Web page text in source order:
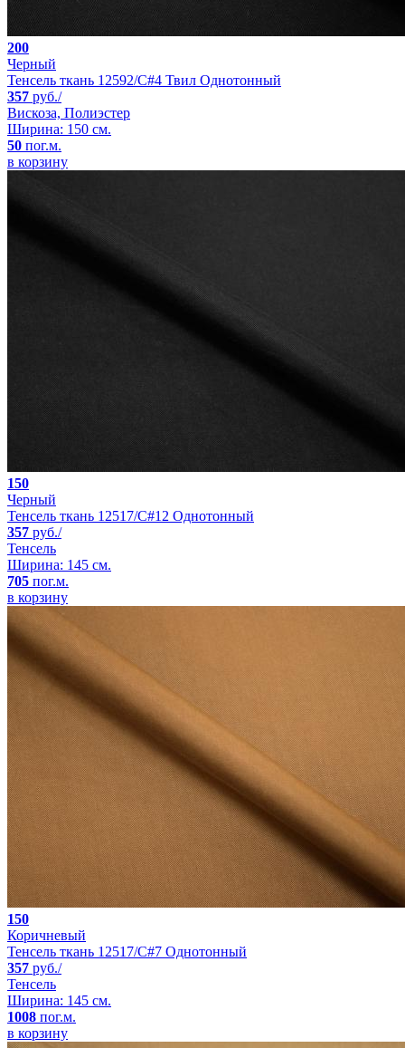
200
Черный
Тенсель ткань 12592/C#4 Твил Однотонный
357 руб./
Вискоза, Полиэстер
Ширина: 150 см.
50 пог.м.
в корзину
150
Черный
Тенсель ткань 12517/C#12 Однотонный
357 руб./
Тенсель
Ширина: 145 см.
705 пог.м.
в корзину
150
Коричневый
Тенсель ткань 12517/C#7 Однотонный
357 руб./
Тенсель
Ширина: 145 см.
1008 пог.м.
в корзину